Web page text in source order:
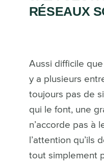
RÉSEAUX
Aussi difficile
y a plusieurs
toujours pas de
qui le font, une
n’accorde pas à
l’attention qu’ils
tout simplement